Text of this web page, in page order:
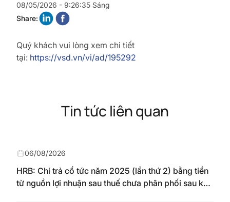
08/05/2026 - 9:26:35 Sáng
Share:
Quý khách vui lòng xem chi tiết
tại: https://vsd.vn/vi/ad/195292
Tin tức liên quan
HRB: Chi trả cổ tức năm 2025 (lần thứ 2) bằng tiền
từ nguồn lợi nhuận sau thuế chưa phân phối sau khi
06/08/2026